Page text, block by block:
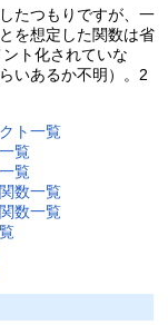
たつもりですが、一
を想定した関数は省
ト化されていな
いあるか不明）。2
ト一覧
覧
覧
数一覧
数一覧